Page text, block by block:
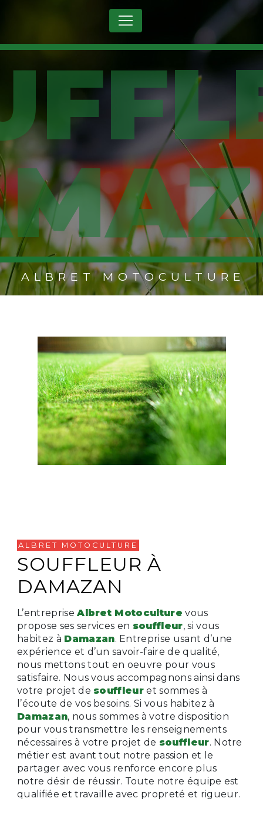
ALBRET MOTOCULTURE
ALBRET MOTOCULTURE
SOUFFLEUR À
DAMAZAN
L’entrepriseAlbret Motoculture vous
propose ses services en souffleur, si vous
habitez à Damazan. Entreprise usant d’une
expérience et d’un savoir-faire de qualité,
nous mettons tout en oeuvre pour vous
satisfaire. Nous vous accompagnons ainsi dans
votre projet de souffleur et sommes à
l’écoute de vos besoins. Si vous habitez à
Damazan, nous sommes à votre disposition
pour vous transmettre les renseignements
nécessaires à votre projet de souffleur. Notre
métier est avant tout notre passion et le
partager avec vous renforce encore plus
notre désir de réussir. Toute notre équipe est
qualifiée et travaille avec propreté et rigueur.
Panneau de gestion des cookies